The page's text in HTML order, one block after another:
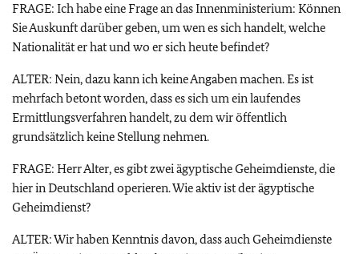
FRAGE: Ich habe eine Frage an das Innenministerium: Können
Sie Auskunft darüber geben, um wen es sich handelt, welche
Nationalität er hat und wo er sich heute befindet?
ALTER: Nein, dazu kann ich keine Angaben machen. Es ist
mehrfach betont worden, dass es sich um ein laufendes
Ermittlungsverfahren handelt, zu dem wir öffentlich
grundsätzlich keine Stellung nehmen.
FRAGE: Herr Alter, es gibt zwei ägyptische Geheimdienste, die
hier in Deutschland operieren. Wie aktiv ist der ägyptische
Geheimdienst?
ALTER: Wir haben Kenntnis davon, dass auch Geheimdienste